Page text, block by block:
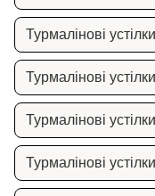
Турмалінові
Турмалінові
Турмалінові
Турмалінові